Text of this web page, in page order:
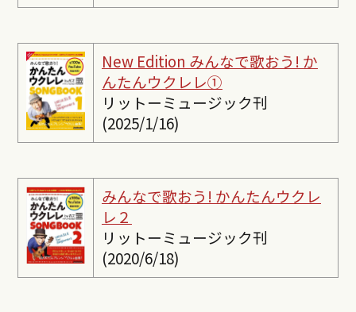
New Edition みんなで歌おう! か
んたんウクレレ①
リットーミュージック刊
(2025/1/16)
みんなで歌おう! かんたんウクレ
レ２
リットーミュージック刊
(2020/6/18)